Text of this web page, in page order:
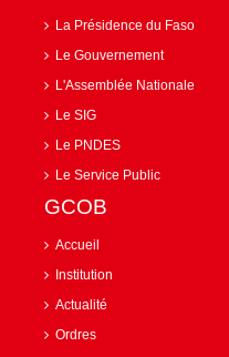
La Présidence du Faso
Le Gouvernement
L'Assemblée Nationale
Le SIG
Le PNDES
Le Service Public
GCOB
Accueil
Institution
Actualité
Ordres